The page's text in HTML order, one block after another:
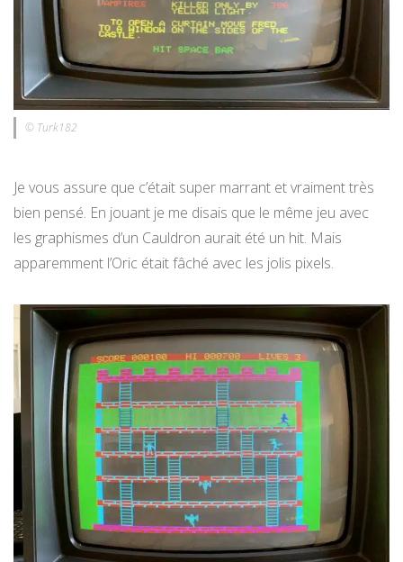
© Turk182
Je vous assure que c’était super marrant et vraiment très
bien pensé. En jouant je me disais que le même jeu avec
les graphismes d’un Cauldron aurait été un hit. Mais
apparemment l’Oric était fâché avec les jolis pixels.